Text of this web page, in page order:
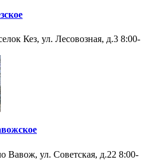
Кез, ул. Лесовозная, д.3 8:00-
Вавож, ул. Советская, д.22 8:00-